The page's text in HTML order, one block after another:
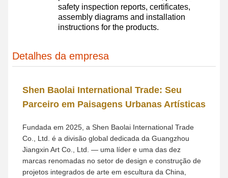
safety inspection reports, certificates,
assembly diagrams and installation
instructions for the products.
Detalhes da empresa
Shen Baolai International Trade: Seu
Parceiro em Paisagens Urbanas Artísticas
Fundada em 2025, a Shen Baolai International Trade
Co., Ltd. é a divisão global dedicada da Guangzhou
Jiangxin Art Co., Ltd. — uma líder e uma das dez
marcas renomadas no setor de design e construção de
projetos integrados de arte em escultura da China,